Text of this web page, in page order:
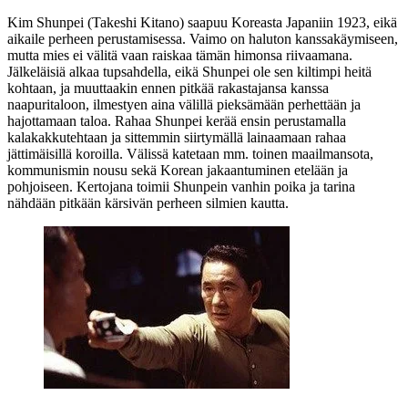
Kim Shunpei (Takeshi Kitano) saapuu Koreasta Japaniin 1923, eikä
aikaile perheen perustamisessa. Vaimo on haluton kanssakäymiseen,
mutta mies ei välitä vaan raiskaa tämän himonsa riivaamana.
Jälkeläisiä alkaa tupsahdella, eikä Shunpei ole sen kiltimpi heitä
kohtaan, ja muuttaakin ennen pitkää rakastajansa kanssa
naapuritaloon, ilmestyen aina välillä pieksämään perhettään ja
hajottamaan taloa. Rahaa Shunpei kerää ensin perustamalla
kalakakkutehtaan ja sittemmin siirtymällä lainaamaan rahaa
jättimäisillä koroilla. Välissä katetaan mm. toinen maailmansota,
kommunismin nousu sekä Korean jakaantuminen etelään ja
pohjoiseen. Kertojana toimii Shunpein vanhin poika ja tarina
nähdään pitkään kärsivän perheen silmien kautta.